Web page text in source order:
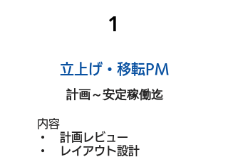
1
​立上げ・移転PM
計画～安定稼働迄
内容
・ 計画レビュー
・ レイアウト設計